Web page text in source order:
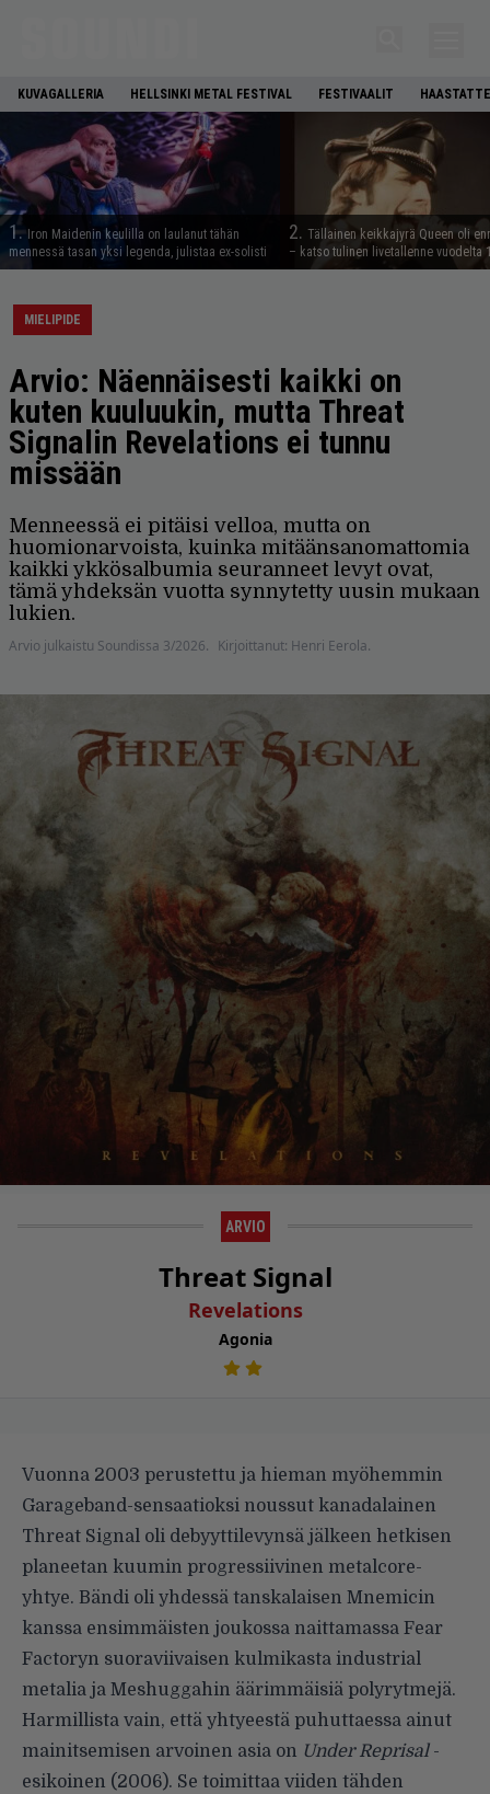
KUVAGALLERIA HELLSINKI METAL FESTIVAL FESTIVAALIT
1. Iron Maidenin keulilla on laulanut tähän
mennessä tasan yksi legenda, julistaa ex-solisti
2. Tällainen keikkajyrä Queen oli
– katso tulinen livetallenne vuodelta
MIELIPIDE
Arvio: Näennäisesti kaikki on
kuten kuuluukin, mutta Threat
Signalin Revelations ei tunnu
missään
Menneessä ei pitäisi velloa, mutta on
huomionarvoista, kuinka mitäänsanomattomia
kaikki ykkösalbumia seuranneet levyt ovat,
tämä yhdeksän vuotta synnytetty uusin mukaan
lukien.
Arvio julkaistu Soundissa 3/2026. Kirjoittanut: Henri Eerola.
ARVIO
Threat Signal
Revelations
Agonia
Vuonna 2003 perustettu ja hieman myöhemmin
Garageband-sensaa­tioksi noussut kanadalainen
Threat Signal oli debyyttilevynsä jälkeen hetkisen
planeetan kuumin progressiivinen metalcore-
yhtye. Bändi oli yhdessä tanskalaisen Mnemicin
kanssa ensimmäisten joukossa naittamas­sa Fear
Factoryn suoraviivaisen kulmikasta industrial
metalia ja Meshuggahin äärimmäisiä polyryt­mejä.
Harmillista vain, että yhtyeestä puhuttaessa ainut
mainitsemisen arvoinen asia on Under Reprisal -
esikoinen (2006). Se toimittaa vii­den tähden